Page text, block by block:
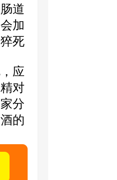
道
加
死
应
对
分
的